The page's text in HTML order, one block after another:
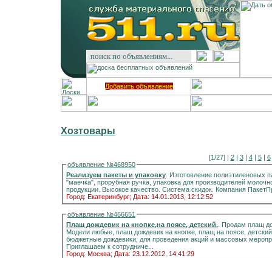
Добавить объявление
Хозтовары
[1/27] | 2| 3| 4| 5| 6
объявление №468950
Реализуем пакеты и упаковку . Изготовление полиэтиленовых
"маечка", прорубная ручка, упаковка для производителей молочной, мясной, хлебобулочной,
продукции. Высокое
Город: Екатеринбург; Дата: 14.01.2013, 12:12:52
объявление №466651
Плащ дождевик на кнопке,на поясе, детский. . Продам плащ
Модели любые, плащ дождевик на кнопке, плащ на поясе,
бюджетные дождевики, для проведения акций и массовых
Приглашаем к сотрудниче...
Город: Москва; Дата: 23.12.2012, 14:41:29